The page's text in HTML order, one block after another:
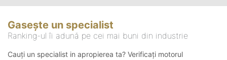
Gasește un specialist
Ranking-ul îi adună pe cei mai buni din industrie
Cauți un specialist in apropierea ta? Verificați motorul